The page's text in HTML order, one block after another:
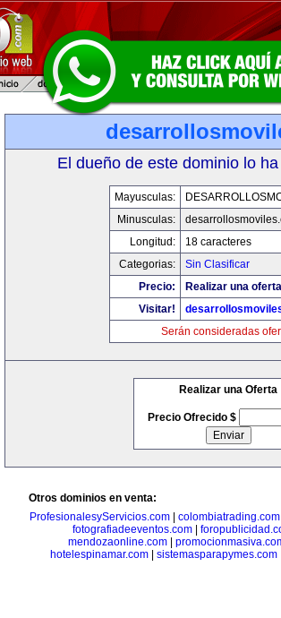
El dueño de este dominio lo
Mayusculas:
Minusculas:
Longitud:
18 caracteres
Categorias:
Sin Clasificar
Precio:
Realizar una
Visitar!
Serán consideradas
Realizar una Oferta
Precio Ofrecido $
Otros dominios en venta:
ProfesionalesyServicios.com| colombiatrading.com
fotografiadeeventos.com|
mendozaonline.com
hotelespinamar.com
sistemasparapymes.com